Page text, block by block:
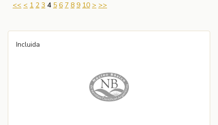
<< < 1 2 3 4 5 6 7 8 9 10 > >>
Incluida